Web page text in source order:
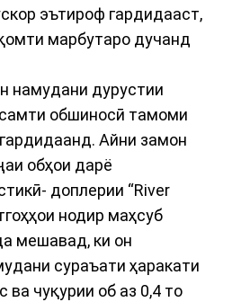
эътироф гардидааст,
марбутаро дучанд
намудани дурустии
обшиносӣ тамоми
Айни замон
обҳои дарё
доплерии “River
нодир маҳсуб
мешавад, ки он
сураъати ҳаракати
ва чуқурии об аз 0,4 то